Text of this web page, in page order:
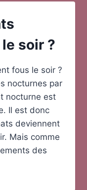
soir ?
fous le soir ?
nocturnes par
nocturne est
Il est donc
deviennent
Mais comme
des